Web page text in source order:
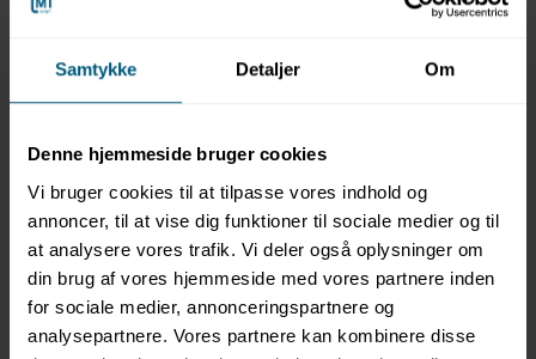
Samtykke Detaljer Om
Denne hjemmeside bruger cookies
Vi bruger cookies til at tilpasse vores indhold og
annoncer, til at vise dig funktioner til sociale medier og til
at analysere vores trafik. Vi deler også oplysninger om
din brug af vores hjemmeside med vores partnere inden
for sociale medier, annonceringspartnere og
analysepartnere. Vores partnere kan kombinere disse
NYHED
0204608
Badebukser | Basics
Ocean Ribbons | Square
Leg | BECO